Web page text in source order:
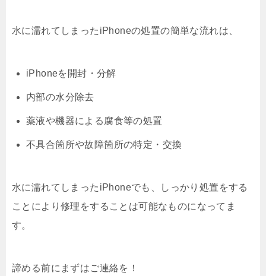
水に濡れてしまったiPhoneの処置の簡単な流れは、
iPhoneを開封・分解
内部の水分除去
薬液や機器による腐食等の処置
不具合箇所や故障箇所の特定・交換
水に濡れてしまったiPhoneでも、しっかり処置をする
ことにより修理をすることは可能なものになってま
す。
諦める前にまずはご連絡を！